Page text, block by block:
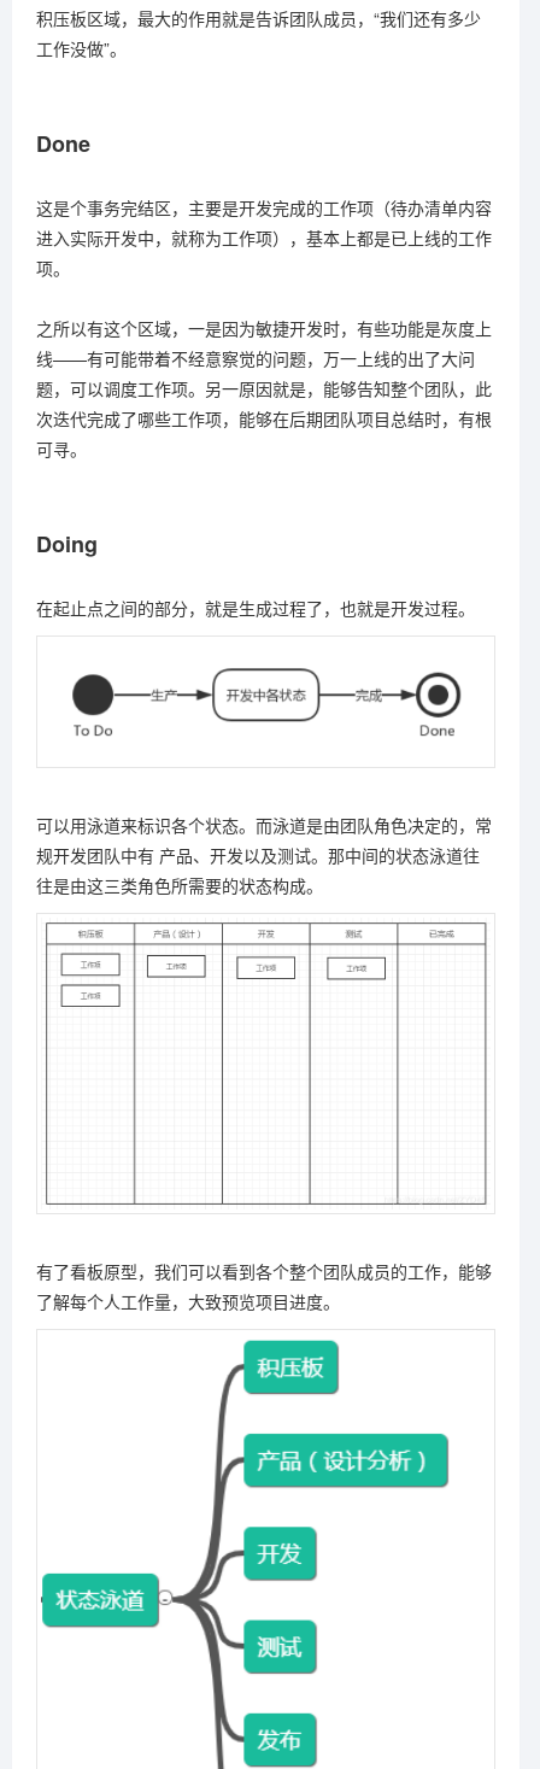
积压板区域，最大的作用就是告诉团队成员，“我们还有多少
工作没做”。
Done
这是个事务完结区，主要是开发完成的工作项（待办清单内容
进入实际开发中，就称为工作项），基本上都是已上线的工作
项。
之所以有这个区域，一是因为敏捷开发时，有些功能是灰度上
线——有可能带着不经意察觉的问题，万一上线的出了大问
题，可以调度工作项。另一原因就是，能够告知整个团队，此
次迭代完成了哪些工作项，能够在后期团队项目总结时，有根
可寻。
Doing
在起止点之间的部分，就是生成过程了，也就是开发过程。
可以用泳道来标识各个状态。而泳道是由团队角色决定的，常
规开发团队中有 产品、开发以及测试。那中间的状态泳道往
往是由这三类角色所需要的状态构成。
有了看板原型，我们可以看到各个整个团队成员的工作，能够
了解每个人工作量，大致预览项目进度。